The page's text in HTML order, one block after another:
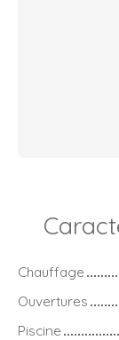
Chauffage
Ouvertures
Piscine